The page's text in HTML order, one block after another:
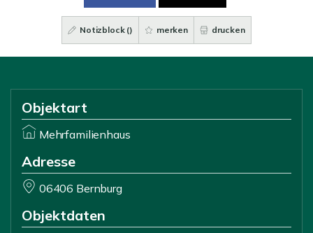
Notizblock () merken drucken
Objektart
Mehrfamilienhaus
Adresse
06406 Bernburg
Objektdaten